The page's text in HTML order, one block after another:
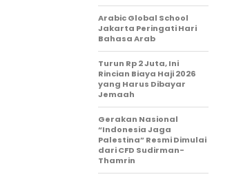
Arabic Global School
Jakarta Peringati Hari
Bahasa Arab
Turun Rp 2 Juta, Ini
Rincian Biaya Haji 2026
yang Harus Dibayar
Jemaah
Gerakan Nasional
“Indonesia Jaga
Palestina” Resmi Dimulai
dari CFD Sudirman-
Thamrin